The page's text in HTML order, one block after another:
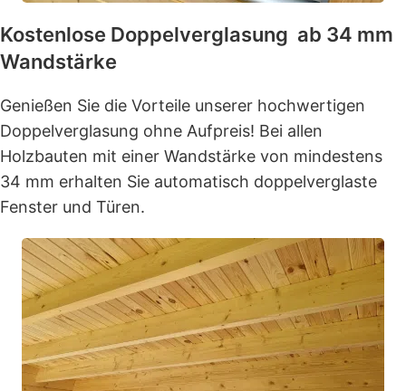
Kostenlose Doppelverglasung ab 34 mm
Wandstärke
Genießen Sie die Vorteile unserer hochwertigen
Doppelverglasung ohne Aufpreis! Bei allen
Holzbauten mit einer Wandstärke von mindestens
34 mm erhalten Sie automatisch doppelverglaste
Fenster und Türen.